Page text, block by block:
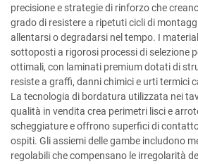
precisione e strategie di rinforzo che
grado di resistere a ripetuti cicli di
allentarsi o degradarsi nel tempo. I
sottoposti a rigorosi processi di selezione
ottimali, con laminati premium dotati di
resiste a graffi, danni chimici e urti termici
La tecnologia di bordatura utilizzata nei
qualità in vendita crea perimetri lisci e
scheggiature e offrono superfici di
ospiti. Gli assiemi delle gambe includono
regolabili che compensano le irregolarità